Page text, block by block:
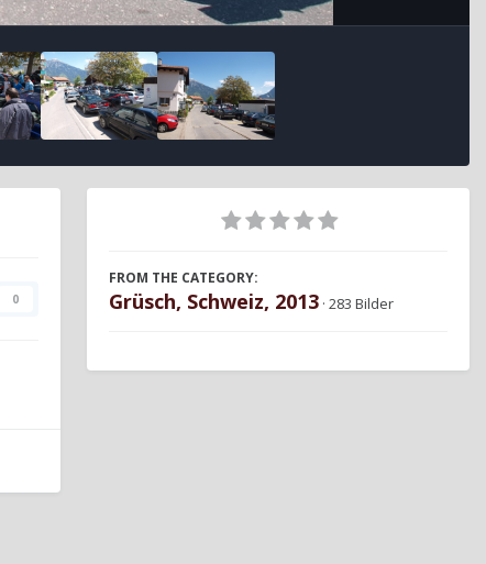
0
FROM THE CATEGORY:
Grüsch, Schweiz, 2013 · 283 Bilder